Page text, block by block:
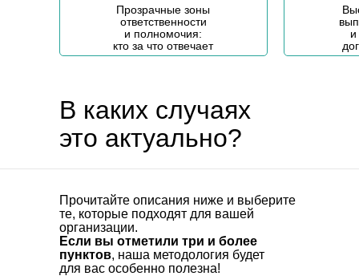
Прозрачные зоны
ответственности
Быстрое принятие
решений
и делегирование
полномочий
Прозрачные зоны
ответственности
и полномочия:
кто за что отвечает
В каких случаях
это актуально?
Прочитайте описания ниже и выберите
те, которые подходят для вашей
организации.
Если вы отметили три и более
пунктов, наша методология будет
для вас особенно полезна!